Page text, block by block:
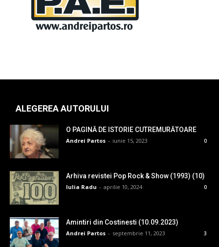
ALEGEREA AUTORULUI
O PAGINĂ DE ISTORIE CUTREMURĂTOARE
Andrei Partos - iunie 15, 2023 0
Arhiva revistei Pop Rock & Show (1993) (10)
Iulia Radu - aprilie 10, 2024 0
Amintiri din Costinesti (10.09.2023)
Andrei Partos - septembrie 11, 2023 3